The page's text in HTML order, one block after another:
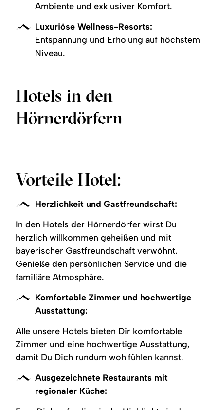
Ambiente und exklusiver Komfort.
Luxuriöse Wellness-Resorts:
Entspannung und Erholung auf höchstem
Niveau.
Hotels in den
Hörnerdörfern
Hotel in Fischen
Fischen
Hotel in Balderschwang
Balderschwang
Hotel in Ofterschwang
Ofterschwang
Vorteile Hotel:
Herzlichkeit und Gastfreundschaft:
In den Hotels der Hörnerdörfer wirst Du
herzlich willkommen geheißen und mit
bayerischer Gastfreundschaft verwöhnt.
Genieße den persönlichen Service und die
familiäre Atmosphäre.
Komfortable Zimmer und hochwertige
Ausstattung:
Alle unsere Hotels bieten Dir komfortable
Zimmer und eine hochwertige Ausstattung,
damit Du Dich rundum wohlfühlen kannst.
Ausgezeichnete Restaurants mit
regionaler Küche: